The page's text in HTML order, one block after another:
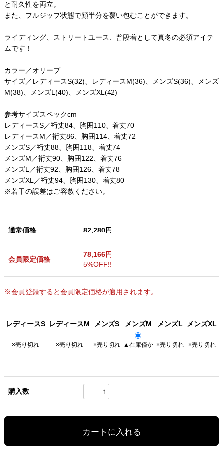
と耐久性を両立。
また、フルジップ状態で顔半分を覆い包むことができます。
ライディング、ストリートユース、普段着として真冬の必須アイテ
ムです！
カラー／オリーブ
サイズ／レディースS(32)、レディースM(36)、メンズS(36)、メンズ
M(38)、メンズL(40)、メンズXL(42)
参考サイズスペックcm
レディースS／裄丈84、胸囲110、着丈70
レディースM／裄丈86、胸囲114、着丈72
メンズS／裄丈88、胸囲118、着丈74
メンズM／裄丈90、胸囲122、着丈76
メンズL／裄丈92、胸囲126、着丈78
メンズXL／裄丈94、胸囲130、着丈80
※若干の誤差はご容赦ください。
通常価格 82,280円
会員限定価格
78,166円
5%OFF!!
※会員登録すると会員限定価格が適用されます。
レディースS レディースM メンズS メンズM メンズL メンズXL
×売り切れ ×売り切れ ×売り切れ ▲在庫僅か ×売り切れ ×売り切れ
購入数